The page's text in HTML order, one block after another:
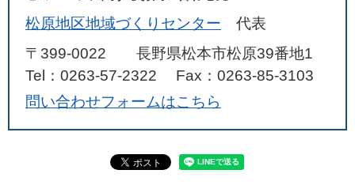
松原地区地域づくりセンター
代表
〒399-0022
長野県松本市松原39番地1
Tel：0263-57-2322
Fax：0263-85-3103
問い合わせフォームはこちら